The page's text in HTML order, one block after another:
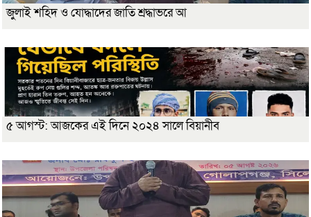
জুলাই শহিদ ও যোদ্ধাদের জাতি শ্রদ্ধাভরে আ
৫ আগস্ট: আজকের এই দিনে ২০২৪ সালে বিয়ানীব